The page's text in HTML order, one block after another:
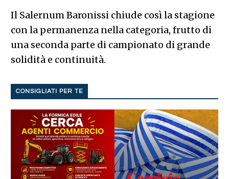
Il Salernum Baronissi chiude così la stagione
con la permanenza nella categoria, frutto di
una seconda parte di campionato di grande
solidità e continuità.
CONSIGLIATI PER TE